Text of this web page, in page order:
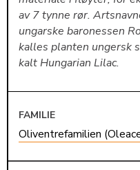
av 7 tynne rør.
ungarske baronessen
kalles planten ungersk
kalt Hungarian Lilac.
FAMILIE
Oliventrefamilien